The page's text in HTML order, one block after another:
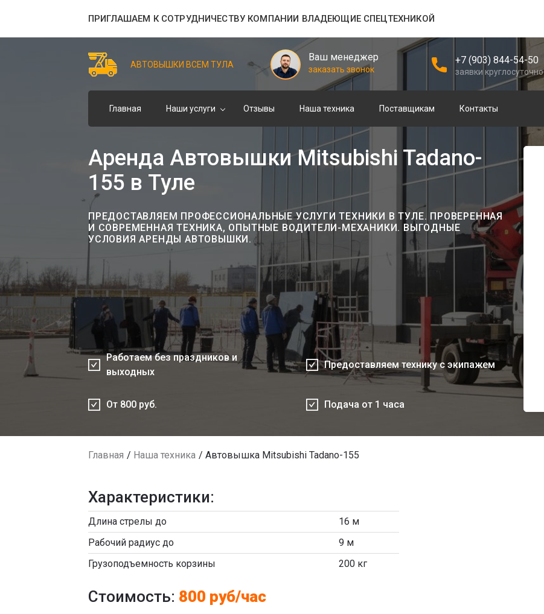
ПРИГЛАШАЕМ К СОТРУДНИЧЕСТВУ КОМПАНИИ ВЛАДЕЮЩИЕ СПЕЦТЕХНИКОЙ
АВТОВЫШКИ ВСЕМ ТУЛА
Ваш менеджер
заказать звонок
+7 (903) 844-54-50
заявки круглосуточно
Главная Наши услуги Отзывы Наша техника Поставщикам Контакты
Аренда Автовышки Mitsubishi Tadano-
155 в Туле
ПРЕДОСТАВЛЯЕМ ПРОФЕССИОНАЛЬНЫЕ УСЛУГИ ТЕХНИКИ В ТУЛЕ. ПРОВЕРЕННАЯ
И СОВРЕМЕННАЯ ТЕХНИКА, ОПЫТНЫЕ ВОДИТЕЛИ-МЕХАНИКИ. ВЫГОДНЫЕ
УСЛОВИЯ АРЕНДЫ АВТОВЫШКИ.
Работаем без праздников и
выходных
Предоставляем технику с экипажем
От 800 руб. Подача от 1 часа
Главная Наша техника Автовышка Mitsubishi Tadano-155
Характеристики:
Длина стрелы до
16 м
Рабочий радиус до
9 м
Грузоподъемность корзины
200 кг
Стоимость: 800 руб/час